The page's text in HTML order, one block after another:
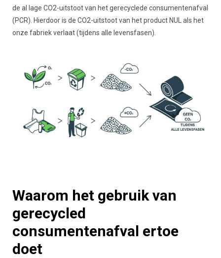
de al lage CO2-uitstoot van het gerecyclede consumentenafval
(PCR). Hierdoor is de CO2-uitstoot van het product NUL als het
onze fabriek verlaat (tijdens alle levensfasen).
Waarom het gebruik van
gerecycled
consumentenafval ertoe
doet